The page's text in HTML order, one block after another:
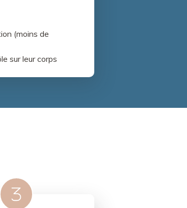
(moins de
sur leur corps